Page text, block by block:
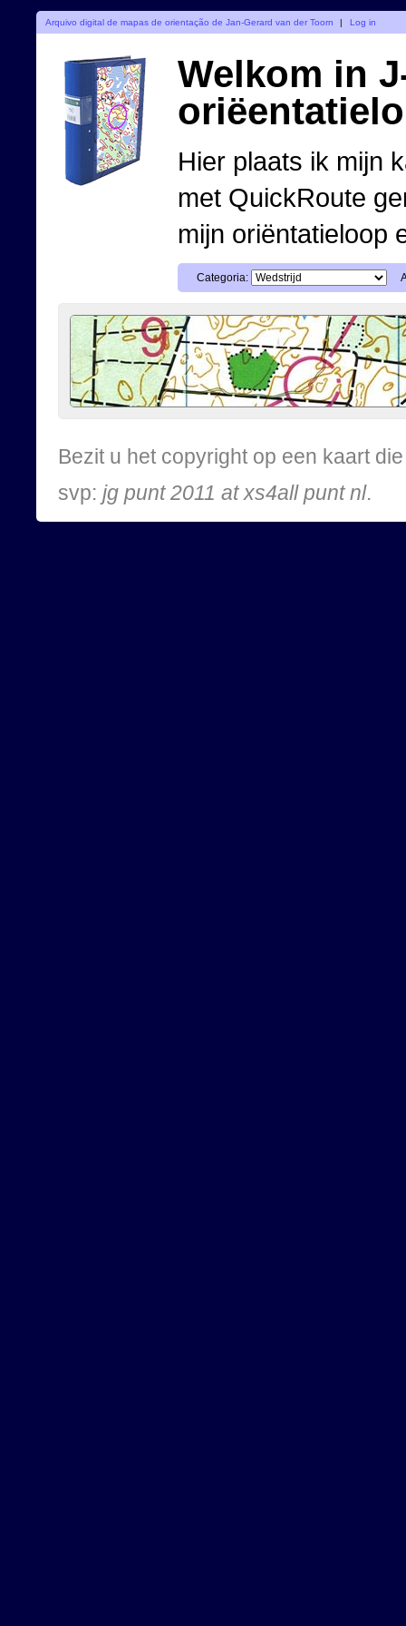
Arquivo digital de mapas de orientação de Jan-Gerard van der Toorn | Log in
Welkom in
Hier plaats ik mijn
met QuickRoute
mijn oriëntatieloop
Categoria:
Bezit u het copyright op een kaart
svp: jg punt 2011 at xs4all punt nl.